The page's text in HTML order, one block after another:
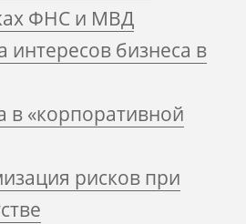
ФНС и МВД
интересов бизнеса в
в «корпоративной
рисков при